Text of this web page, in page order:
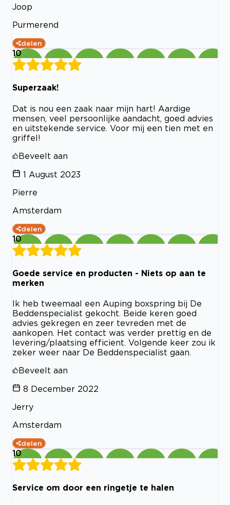
Joop
Purmerend
delen
10
Superzaak!
Dat is nou een zaak naar mijn hart! Aardige
mensen, veel persoonlijke aandacht, goed advies
en uitstekende service. Voor mij een tien met en
griffel!
Beveelt aan
1 August 2023
Pierre
Amsterdam
delen
10
Goede service en producten - Niets op aan te
merken
Ik heb tweemaal een Auping boxspring bij De
Beddenspecialist gekocht. Beide keren goed
advies gekregen en zeer tevreden met de
aankopen. Het contact was verder prettig en de
levering/plaatsing efficient. Volgende keer zou ik
zeker weer naar De Beddenspecialist gaan.
Beveelt aan
8 December 2022
Jerry
Amsterdam
delen
10
Service om door een ringetje te halen